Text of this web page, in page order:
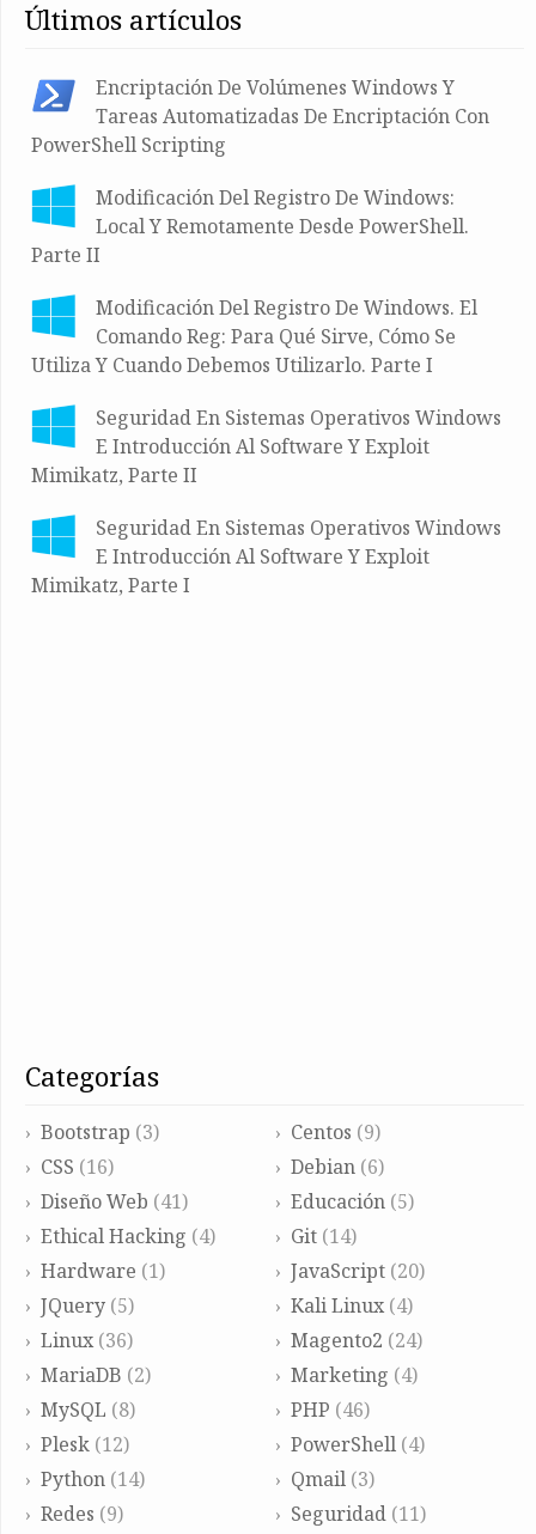
últimos artículos
Encriptación De Volúmenes Windows Y
Tareas Automatizadas De Encriptación Con
PowerShell Scripting
Modificación Del Registro De Windows:
Local Y Remotamente Desde PowerShell.
Parte II
Modificación Del Registro De Windows. El
Comando Reg: Para Qué Sirve, Cómo Se
Utiliza Y Cuando Debemos Utilizarlo. Parte I
Seguridad En Sistemas Operativos Windows
E Introducción Al Software Y Exploit
Mimikatz, Parte II
Seguridad En Sistemas Operativos Windows
E Introducción Al Software Y Exploit
Mimikatz, Parte I
categorías
Bootstrap (3) Centos (9)
CSS (16) Debian(6)
Diseño Web (41) Educación(5)
Ethical Hacking (4) Git(14)
Hardware (1) JavaScript(20)
JQuery (5) Kali Linux(4)
Linux (36) Magento2 (24)
MariaDB (2) Marketing (4)
MySQL (8) PHP (46)
Plesk (12) PowerShell(4)
Python (14) Qmail(3)
Redes (9) Seguridad(11)